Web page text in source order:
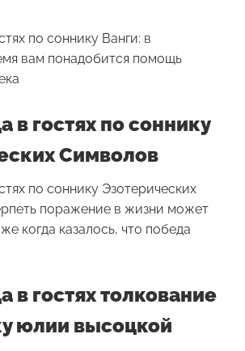
по соннику Ванги: в
вам понадобится помощь
в гостях по соннику
Символов
по соннику Эзотерических
поражение в жизни может
когда казалось, что победа
в гостях толкование
юлии высоцкой